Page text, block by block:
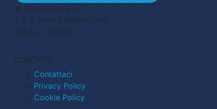
© CN MEDIA S.r.l.
C.F. e P.IVA 04998911210
R.E.A. n. 727803
CONTATTI
Contattaci
Privacy Policy
Cookie Policy